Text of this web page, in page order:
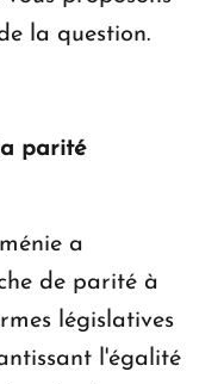
la question.
parité
a
de parité à
législatives
l'égalité